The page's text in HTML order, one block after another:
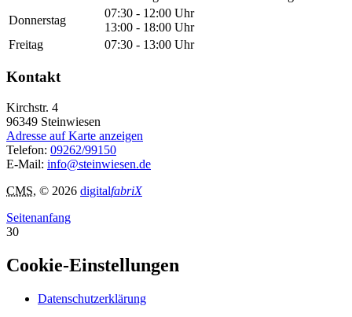
Donnerstag
07:30 - 12:00 Uhr
13:00 - 18:00 Uhr
Freitag
07:30 - 13:00 Uhr
Kontakt
Kirchstr. 4
96349 Steinwiesen
Adresse auf Karte anzeigen
Telefon: 09262/99150
E-Mail: info@steinwiesen.de
CMS, © 2026 digitalfabriX
Seitenanfang
30
Cookie-Einstellungen
Datenschutzerklärung